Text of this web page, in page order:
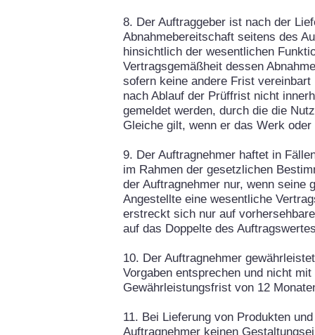
8. Der Auftraggeber ist nach der
Abnahmebereitschaft seitens des
hinsichtlich der wesentlichen
Vertragsgemäßheit dessen
sofern keine andere Frist
nach Ablauf der Prüffrist nicht
gemeldet werden, durch die die
Gleiche gilt, wenn er das Werk
9. Der Auftragnehmer haftet in
im Rahmen der gesetzlichen
der Auftragnehmer nur, wenn seine
Angestellte eine wesentliche
erstreckt sich nur auf
auf das Doppelte des
10. Der Auftragnehmer
Vorgaben entsprechen und nicht
Gewährleistungsfrist von 12
11. Bei Lieferung von Produkten
Auftragnehmer keinen